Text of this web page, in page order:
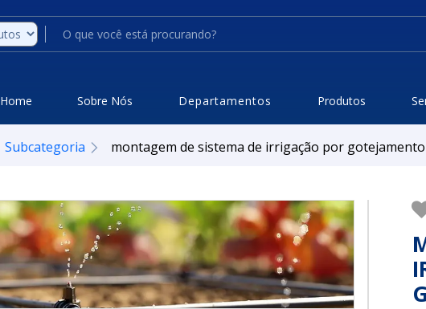
Home Sobre Nós Departamentos Produtos
Subcategoria montagem de sistema de irrigação por gotejamento